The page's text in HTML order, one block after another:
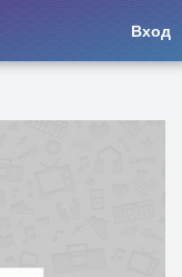
Вход